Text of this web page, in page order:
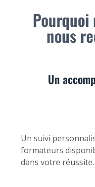
Pourquoi
nous
Un
Un suivi
formateurs
dans votre réussite.